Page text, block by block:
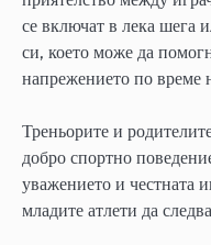
се включат в лека шега
си, което може да
напрежението по време
Треньорите и
добро спортно
уважението и честната
младите атлети да